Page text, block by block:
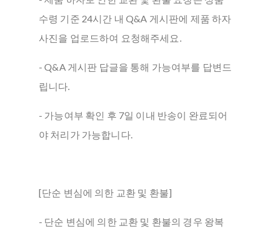
수령 기준 24시간 내 Q&A 게시판에 제품 하자
사진을 업로드하여 요청해주세요.
- Q&A 게시판 답글을 통해 가능여부를 답변드
립니다.
- 가능여부 확인 후 7일 이내 반송이 완료되어
야 처리가 가능합니다.
[단순 변심에 의한 교환 및 환불]
- 단순 변심에 의한 교환 및 환불의 경우 왕복